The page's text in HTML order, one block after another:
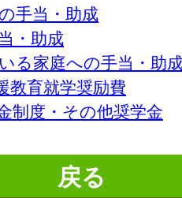
手当・助成
・助成
る家庭への手当・助
教育就学奨励費
制度・その他奨学金
戻る